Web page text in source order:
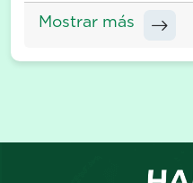
Mostrar más